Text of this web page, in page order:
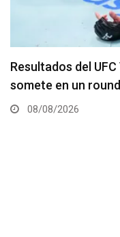
Se presenta un
Apex
08/08/2026